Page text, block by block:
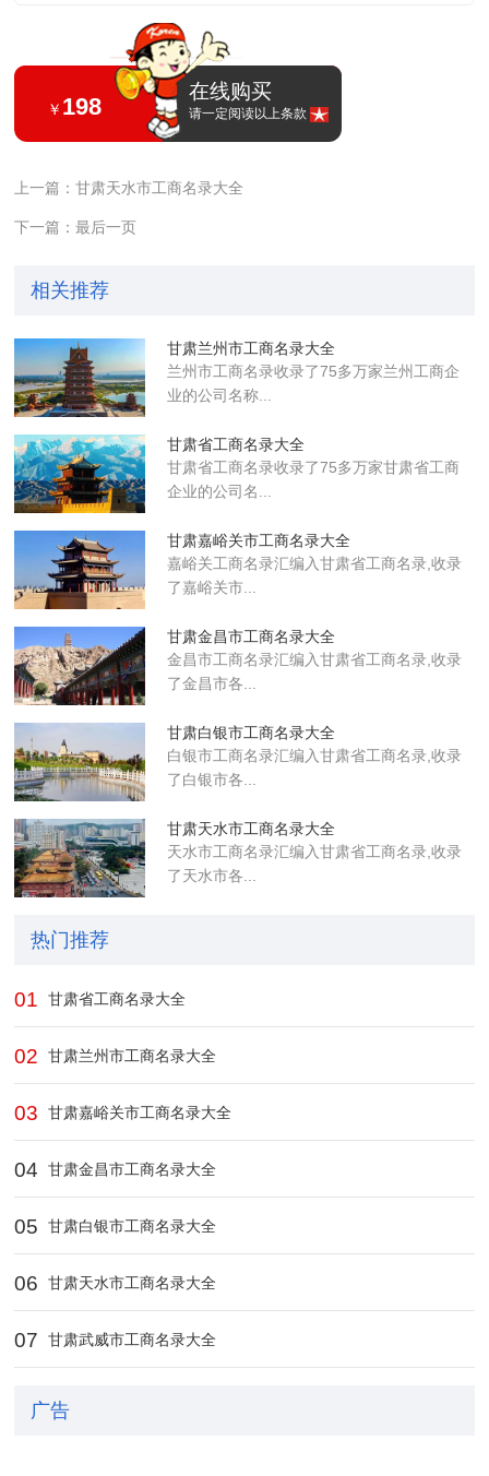
￥ 198
在线购买
请一定阅读以上条款
上一篇：甘肃天水市工商名录大全
下一篇：最后一页
相关推荐
甘肃兰州市工商名录大全
兰州市工商名录收录了75多万家兰州工商企
业的公司名称...
甘肃省工商名录大全
甘肃省工商名录收录了75多万家甘肃省工商
企业的公司名...
甘肃嘉峪关市工商名录大全
嘉峪关工商名录汇编入甘肃省工商名录,收录
了嘉峪关市...
甘肃金昌市工商名录大全
金昌市工商名录汇编入甘肃省工商名录,收录
了金昌市各...
甘肃白银市工商名录大全
白银市工商名录汇编入甘肃省工商名录,收录
了白银市各...
甘肃天水市工商名录大全
天水市工商名录汇编入甘肃省工商名录,收录
了天水市各...
热门推荐
01 甘肃省工商名录大全
02 甘肃兰州市工商名录大全
03 甘肃嘉峪关市工商名录大全
04 甘肃金昌市工商名录大全
05 甘肃白银市工商名录大全
06 甘肃天水市工商名录大全
07 甘肃武威市工商名录大全
广告